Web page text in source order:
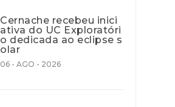
Cernache recebeu inici
ativa do UC Exploratóri
o dedicada ao eclipse s
olar
06 - AGO - 2026